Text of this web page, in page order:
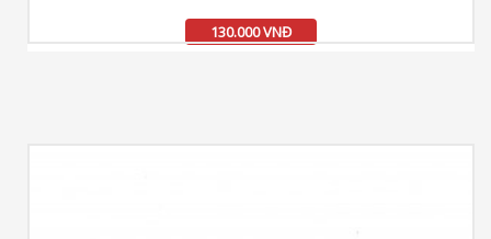
130.000 VNĐ